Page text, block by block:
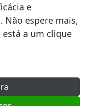
e
espere mais,
a um clique